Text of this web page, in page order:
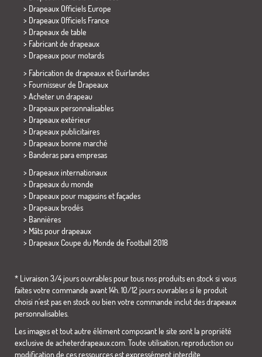
> Drapeaux Officiels Europe
> Drapeaux Officiels France
> Drapeaux de table
> Fabricant de drapeaux
> Drapeaux pour motards
> Fabrication de drapeaux et Guirlandes
> Fournisseur de Drapeaux
> Acheter un drapeau
> Drapeaux personnalisables
> Drapeaux extérieur
> Drapeaux publicitaires
> Drapeaux bonne marché
> Banderas para empresas
> Drapeaux internationaux
> Drapeaux du monde
> Drapeaux pour magasins et façades
> Drapeaux brodés
> Bannières
> Mâts pour drapeaux
> Drapeaux Coupe du Monde de Football 2018
* Livraison 3/4 jours ouvrables pour tous nos produits en stock si vous
faites votre commande avant 14h. 10/12 jours ouvrables si le produit
choisi n´est pas en stock ou bien votre commande inclut des drapeaux
personnalisables.
Les images et tout autre élément composant le site sont la propriété
exclusive de acheterdrapeaux.com. Toute utilisation, reproduction ou
modification de ces ressources est expressément interdite.